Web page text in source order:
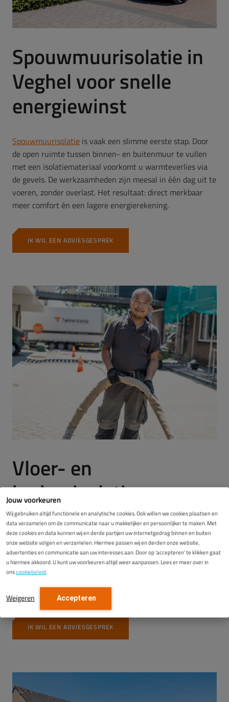
Jouw voorkeuren
Wij gebruiken altijd functionele en analytische cookies. Ook willen we cookies plaatsen en
data verzamelen om de communicatie naar u makkelijker en persoonlijker te maken. Met
deze cookies en data kunnen wij en derde partijen uw internetgedrag binnen en buiten
onze website volgen en verzamelen. Hiermee passen wij en derden onze website,
advertenties en communicatie aan uw interesses aan. Door op ‘accepteren’ te klikken gaat
u hiermee akkoord. U kunt uw voorkeuren altijd weer aanpassen. Lees er meer over in
onscookiebeleid.
Weigeren Accepteren
Spouwmuurisolatie in
Veghel voor snelle
energiewinst
Spouwmuurisolatie is vaak een slimme eerste stap. Door
de open ruimte tussen binnen- en buitenmuur te vullen
met een isolatiemateriaal voorkomt u warmteverlies via
de gevels. De werkzaamheden zijn meesal in één dag uit te
voeren, zonder overlast. Het resultaat: direct merkbaar
meer comfort én een lagere energierekening.
IK WIL EEN ADVIESGESPREK
Vloer- en
bodemisolatie
Vloerisolatieis bij uitstek geschikt voor woningen met een
kruipruimte. Via de bodem trekt koude lucht op, wat kan
leiden tot tocht, schimmelvorming en hoge stookkosten.
Door de onderzijde van de vloer of de bodem te isoleren,
blijft de warmte beter in huis, voelt de vloer aangenamer
aan en stijgt het wooncomfort.
IK WIL EEN ADVIESGESPREK